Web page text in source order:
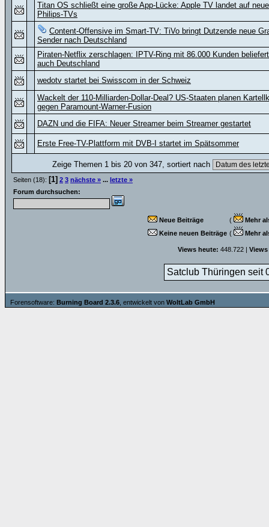
Titan OS schließt eine große App-Lücke: Apple TV landet auf
Philips-TVs
Content-Offensive im Smart-TV: TiVo bringt Dutzende neue
Sender nach Deutschland
Piraten-Netflix zerschlagen: IPTV-Ring mit 86.000 Kunden
auch Deutschland
wedotv startet bei Swisscom in der Schweiz
Wackelt der 110-Milliarden-Dollar-Deal? US-Staaten planen
gegen Paramount-Warner-Fusion
DAZN und die FIFA: Neuer Streamer beim Streamer gestartet
Erste Free-TV-Plattform mit DVB-I startet im Spätsommer
Zeige Themen 1 bis 20 von 347, sortiert nach
Seiten (18): [1] 2 3 nächste » ... letzte »
Forum durchsuchen:
Neue Beiträge (
Mehr
Keine neuen Beiträge ( Mehr
Views heute: 448.722 |
Satclub Thüringen seit
Forensoftware: Burning Board 2.3.6 , entwickelt von WoltLab GmbH